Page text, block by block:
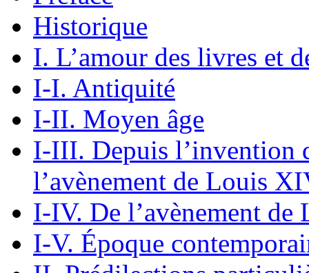
Historique
I. L’amour des livres et
I-I. Antiquité
I-II. Moyen âge
I-III. Depuis l’invention
l’avènement de Louis
I-IV. De l’avènement
I-V. Époque